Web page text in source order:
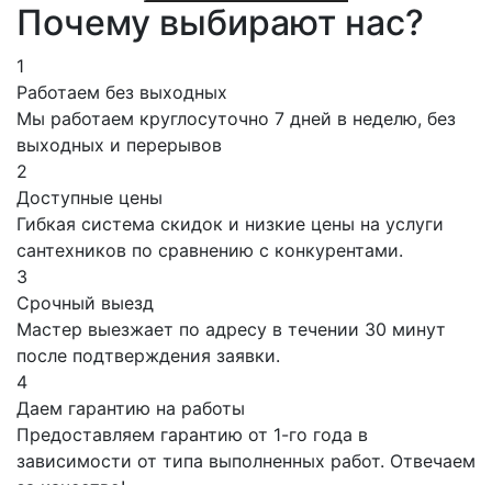
Почему выбирают нас?
1
Работаем без выходных
Мы работаем круглосуточно 7 дней в неделю, без
выходных и перерывов
2
Доступные цены
Гибкая система скидок и низкие цены на услуги
сантехников по сравнению с конкурентами.
3
Срочный выезд
Мастер выезжает по адресу в течении 30 минут
после подтверждения заявки.
4
Даем гарантию на работы
Предоставляем гарантию от 1-го года в
зависимости от типа выполненных работ. Отвечаем